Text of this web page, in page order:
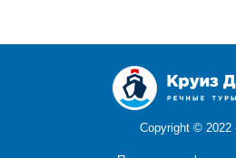
Copyright © 2022